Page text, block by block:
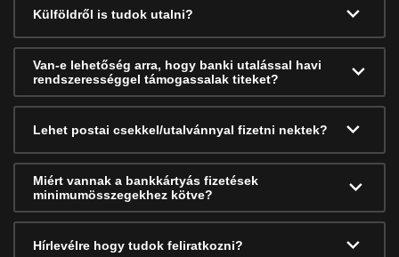
Külföldről is tudok utalni?
Van-e lehetőség arra, hogy banki utalással havi
rendszerességgel támogassalak titeket?
Lehet postai csekkel/utalvánnyal fizetni nektek?
Miért vannak a bankkártyás fizetések
minimumösszegekhez kötve?
Hírlevélre hogy tudok feliratkozni?